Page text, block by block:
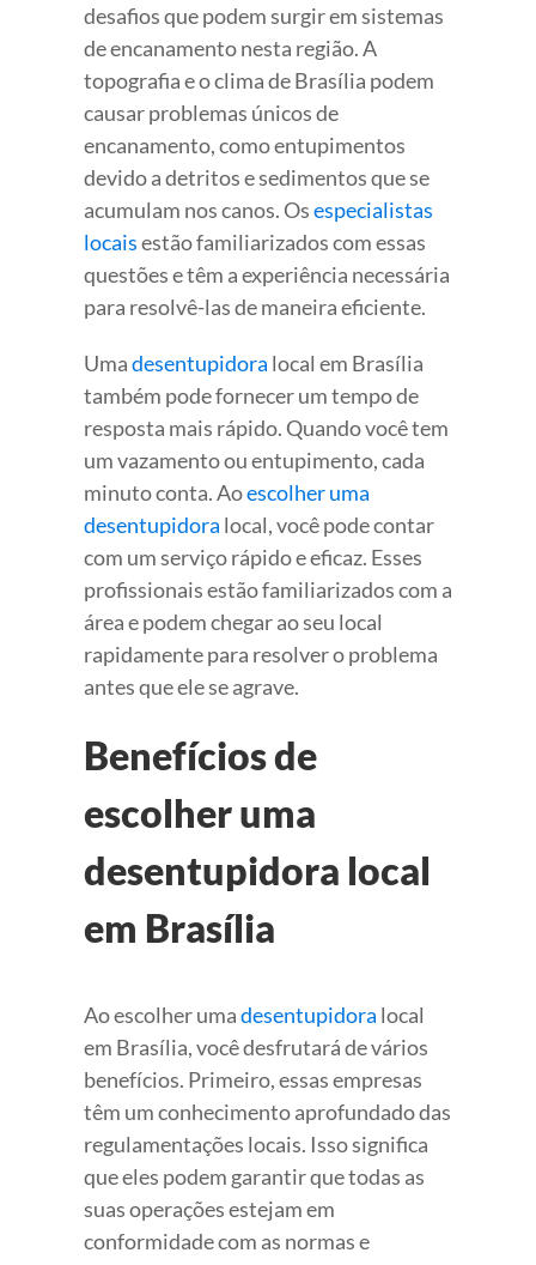
desafios que podem surgir em sistemas
de encanamento nesta região. A
topografia e o clima de Brasília podem
causar problemas únicos de
encanamento, como entupimentos
devido a detritos e sedimentos que se
acumulam nos canos. Osespecialistas
locaisestão familiarizados com essas
questões e têm a experiência necessária
para resolvê-las de maneira eficiente.
Umadesentupidora local em Brasília
também pode fornecer um tempo de
resposta mais rápido. Quando você tem
um vazamento ou entupimento, cada
minuto conta. Aoescolher uma
desentupidora local, você pode contar
com um serviço rápido e eficaz. Esses
profissionais estão familiarizados com a
área e podem chegar ao seu local
rapidamente para resolver o problema
antes que ele se agrave.
Benefícios de
escolher uma
desentupidora local
em Brasília
Ao escolher umadesentupidora local
em Brasília, você desfrutará de vários
benefícios. Primeiro, essas empresas
têm um conhecimento aprofundado das
regulamentações locais. Isso significa
que eles podem garantir que todas as
suas operações estejam em
conformidade com as normas e